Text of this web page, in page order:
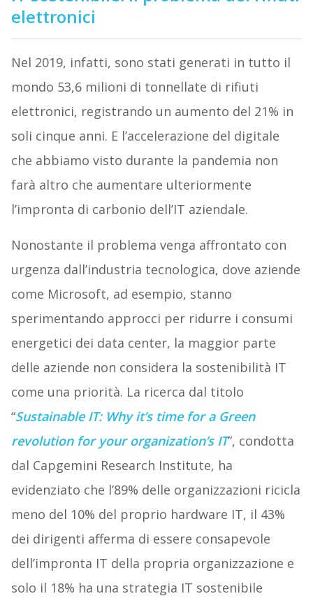
elettronici
Nel 2019, infatti, sono stati generati in tutto il
mondo 53,6 milioni di tonnellate di rifiuti
elettronici, registrando un aumento del 21% in
soli cinque anni. E l’accelerazione del digitale
che abbiamo visto durante la pandemia non
farà altro che aumentare ulteriormente
l’impronta di carbonio dell’IT aziendale.
Nonostante il problema venga affrontato con
urgenza dall’industria tecnologica, dove aziende
come Microsoft, ad esempio, stanno
sperimentando approcci per ridurre i consumi
energetici dei data center, la maggior parte
delle aziende non considera la sostenibilità IT
come una priorità. La ricerca dal titolo
“Sustainable IT: Why it’s time for a Green
revolution for your organization’s IT”, condotta
dal Capgemini Research Institute, ha
evidenziato che l’89% delle organizzazioni ricicla
meno del 10% del proprio hardware IT, il 43%
dei dirigenti afferma di essere consapevole
dell’impronta IT della propria organizzazione e
solo il 18% ha una strategia IT sostenibile